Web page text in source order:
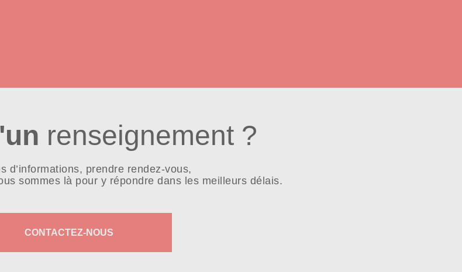
renseignement ?
d’informations, prendre rendez-vous,
sommes là pour y répondre dans les meilleurs délais.
CONTACTEZ-NOUS